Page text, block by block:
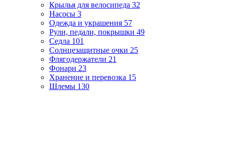
Крылья для велосипеда 32
Насосы 3
Одежда и украшения 57
Рули, педали, покрышки 49
Седла 101
Солнцезащитные очки 25
Флягодержатели 21
Фонари 23
Хранение и перевозка 15
Шлемы 130